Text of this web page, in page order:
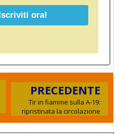
PRECEDENTE
Tir in fiamme sulla A-19:
ripristinata la circolazione